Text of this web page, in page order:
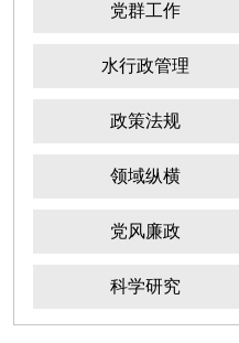
党群工作
水行政管理
政策法规
领域纵横
党风廉政
科学研究